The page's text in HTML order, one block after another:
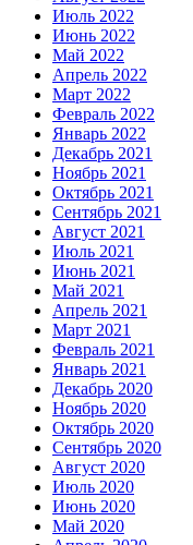
Июль 2022
Июнь 2022
Май 2022
Апрель 2022
Март 2022
Февраль 2022
Январь 2022
Декабрь 2021
Ноябрь 2021
Октябрь 2021
Сентябрь 2021
Август 2021
Июль 2021
Июнь 2021
Май 2021
Апрель 2021
Март 2021
Февраль 2021
Январь 2021
Декабрь 2020
Ноябрь 2020
Октябрь 2020
Сентябрь 2020
Август 2020
Июль 2020
Июнь 2020
Май 2020